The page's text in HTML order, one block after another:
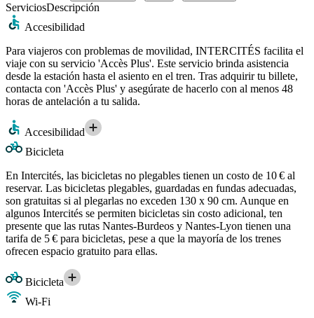
ServiciosDescripción
Accesibilidad
Para viajeros con problemas de movilidad, INTERCITÉS facilita el
viaje con su servicio 'Accès Plus'. Este servicio brinda asistencia
desde la estación hasta el asiento en el tren. Tras adquirir tu billete,
contacta con 'Accès Plus' y asegúrate de hacerlo con al menos 48
horas de antelación a tu salida.
Accesibilidad
Bicicleta
En Intercités, las bicicletas no plegables tienen un costo de 10 € al
reservar. Las bicicletas plegables, guardadas en fundas adecuadas,
son gratuitas si al plegarlas no exceden 130 x 90 cm. Aunque en
algunos Intercités se permiten bicicletas sin costo adicional, ten
presente que las rutas Nantes-Burdeos y Nantes-Lyon tienen una
tarifa de 5 € para bicicletas, pese a que la mayoría de los trenes
ofrecen espacio gratuito para ellas.
Bicicleta
Wi-Fi